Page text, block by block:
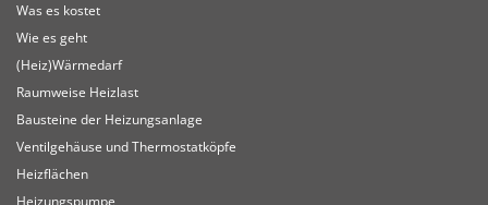
Was es kostet
Wie es geht
(Heiz)Wärmedarf
Raumweise Heizlast
Bausteine der Heizungsanlage
Ventilgehäuse und Thermostatköpfe
Heizflächen
Heizungspumpe